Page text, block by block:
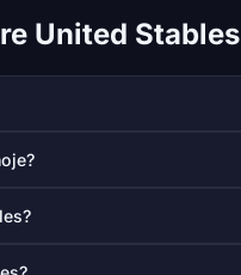
United Stables